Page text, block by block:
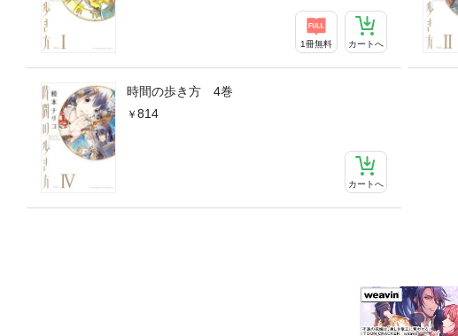
1冊無料 カートへ
時間の歩き方 4巻
814
カートへ